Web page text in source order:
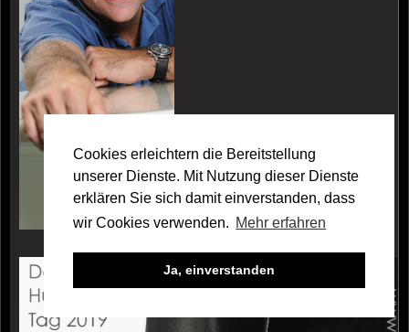
Cookies erleichtern die Bereitstellung
unserer Dienste. Mit Nutzung dieser Dienste
erklären Sie sich damit einverstanden, dass
wir Cookies verwenden. Mehr erfahren
Ja, einverstanden
Galerie Hansjörg Albrecht